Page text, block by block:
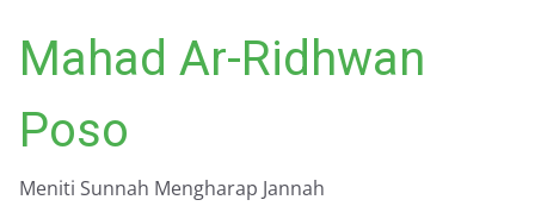
content
Mahad Ar-Ridhwan
Poso
Meniti Sunnah Mengharap Jannah